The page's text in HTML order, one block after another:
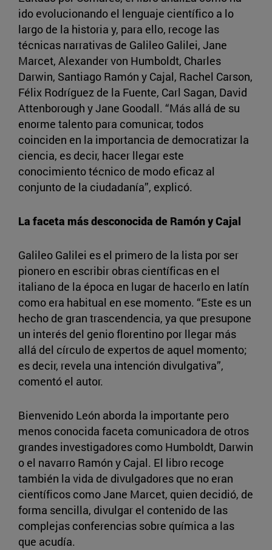
ido evolucionando el lenguaje científico a lo
largo de la historia y, para ello, recoge las
técnicas narrativas de Galileo Galilei, Jane
Marcet, Alexander von Humboldt, Charles
Darwin, Santiago Ramón y Cajal, Rachel Carson,
Félix Rodríguez de la Fuente, Carl Sagan, David
Attenborough y Jane Goodall. “Más allá de su
enorme talento para comunicar, todos
coinciden en la importancia de democratizar la
ciencia, es decir, hacer llegar este
conocimiento técnico de modo eficaz al
conjunto de la ciudadanía”, explicó.
La faceta más desconocida de Ramón y Cajal
Galileo Galilei es el primero de la lista por ser
pionero en escribir obras científicas en el
italiano de la época en lugar de hacerlo en latín
como era habitual en ese momento. “Este es un
hecho de gran trascendencia, ya que presupone
un interés del genio florentino por llegar más
allá del círculo de expertos de aquel momento;
es decir, revela una intención divulgativa”,
comentó el autor.
Bienvenido León aborda la importante pero
menos conocida faceta comunicadora de otros
grandes investigadores como Humboldt, Darwin
o el navarro Ramón y Cajal. El libro recoge
también la vida de divulgadores que no eran
científicos como Jane Marcet, quien decidió, de
forma sencilla, divulgar el contenido de las
complejas conferencias sobre química a las
que acudía.